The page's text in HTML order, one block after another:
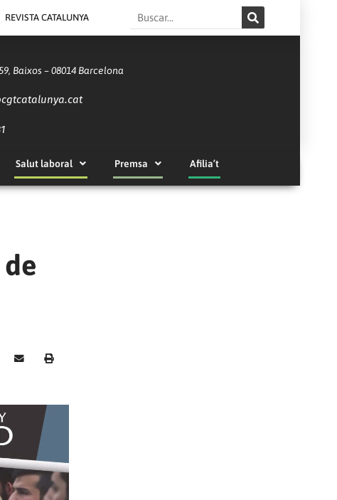
REVISTA CATALUNYA Search
Baixos – 08014 Barcelona
Salut laboral Premsa Afilia’t